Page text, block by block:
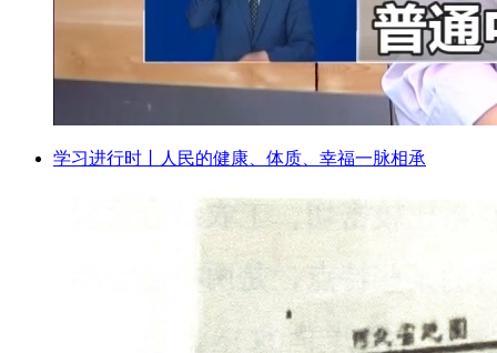
学习进行时丨人民的健康、体质、幸福一脉相承